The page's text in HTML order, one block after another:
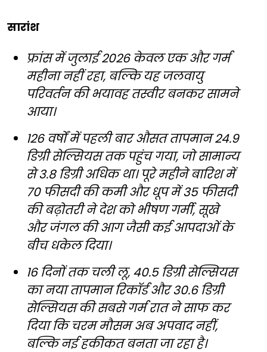
सारांश
फ्रांस में जुलाई 2026 केवल एक और गर्म
महीना नहीं रहा, बल्कि यह जलवायु
परिवर्तन की भयावह तस्वीर बनकर सामने
आया।
126 वर्षों में पहली बार औसत तापमान 24.9
डिग्री सेल्सियस तक पहुंच गया, जो सामान्य
से 3.8 डिग्री अधिक था। पूरे महीने बारिश में
70 फीसदी की कमी और धूप में 35 फीसदी
की बढ़ोतरी ने देश को भीषण गर्मी, सूखे
और जंगल की आग जैसी कई आपदाओं के
बीच धकेल दिया।
16 दिनों तक चली लू, 40.5 डिग्री सेल्सियस
का नया तापमान रिकॉर्ड और 30.6 डिग्री
सेल्सियस की सबसे गर्म रात ने साफ कर
दिया कि चरम मौसम अब अपवाद नहीं,
बल्कि नई हकीकत बनता जा रहा है।